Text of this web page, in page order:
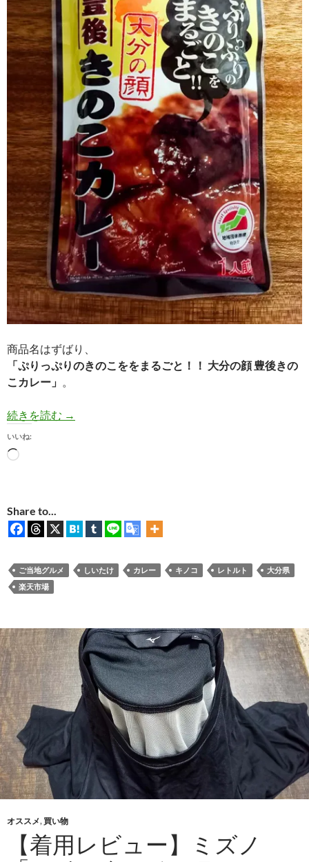
商品名はずばり、
「ぷりっぷりのきのこををまるごと！！ 大分の顔 豊後きの
こカレー」 。
続きを読む 【ご当地レトルトカレー】大分県「豊後きのこ
→
いいね:
読
中…
Share to...
ご当地グルメ しいたけ カレー キノコ レトルト
大分県
楽天市場
オススメ, 買い物
【着用レビュー】ミズノ